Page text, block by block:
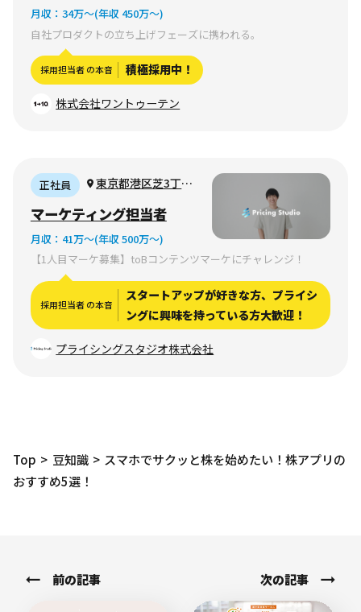
月収： 34万〜(年収 450万〜)
自社プロダクトの立ち上げフェーズに携われる。
採用担当者 の本音 積極採用中！
株式会社ワントゥーテン
正社員
東京都港区芝3丁目
マーケティング担当者
月収： 41万〜(年収 500万〜)
【1人目マーケ募集】toBコンテンツマーケにチャレンジ！
採用担当者 の本音
スタートアップが好きな方、プライシ
ングに興味を持っている方大歓迎！
プライシングスタジオ株式会社
Top 豆知識
スマホでサクッと株を始めたい！株アプリの
おすすめ5選！
前の記事 次の記事